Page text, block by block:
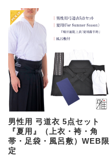
男性用 弓道衣 5点セット
『夏用』（上衣・袴・角
帯・足袋・風呂敷）WEB限
定